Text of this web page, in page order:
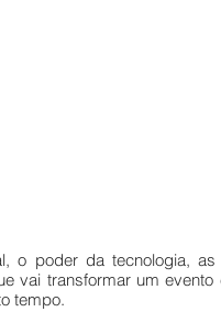
o poder da tecnologia,
vai transformar um
tempo.